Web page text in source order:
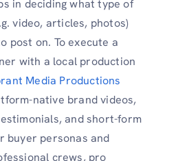
in deciding what type of
video, articles, photos)
post on. To execute a
with a local production
Media Productions
native brand videos,
and short-form
buyer personas and
crews, pro